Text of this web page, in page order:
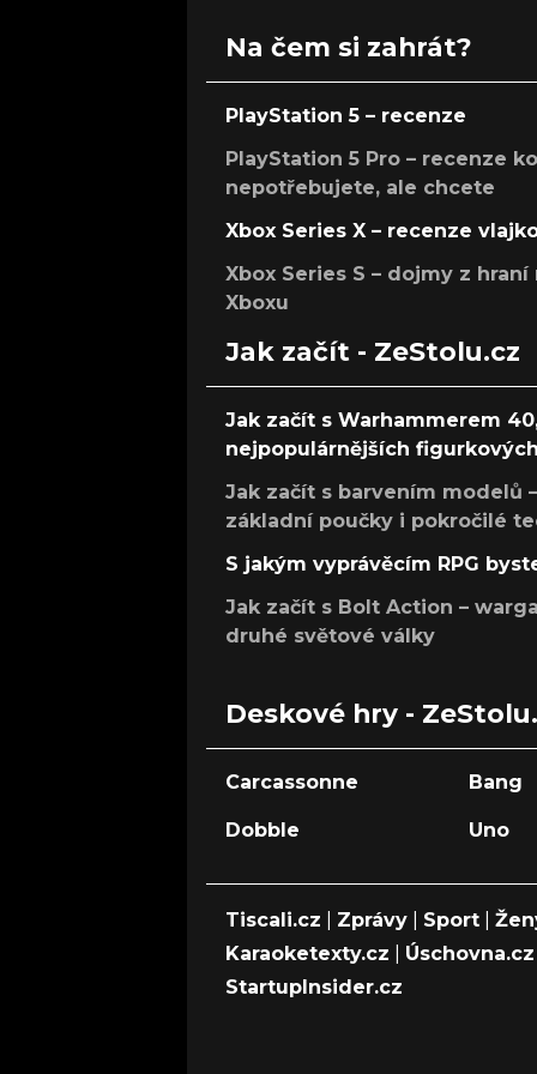
Na čem si zahrát?
PlayStation 5 – recenze
PlayStation 5 Pro – recenze
nepotřebujete, ale chcete
Xbox Series X – recenze
Xbox Series S – dojmy z
Xboxu
Jak začít - ZeStolu.cz
Jak začít s Warhammerem
nejpopulárnějších
Jak začít s barvením modelů
základní poučky i pokročilé
S jakým vyprávěcím RPG
Jak začít s Bolt Action –
druhé světové války
Deskové hry -
Carcassonne Bang
Dobble Uno
Tiscali.cz Zprávy Sport
Karaoketexty.cz
Úschovna.cz
StartupInsider.cz